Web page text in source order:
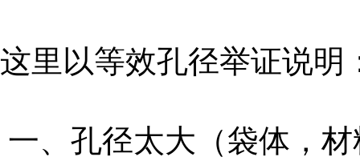
这里以等效孔径举证说明
一、孔径太大（袋体，